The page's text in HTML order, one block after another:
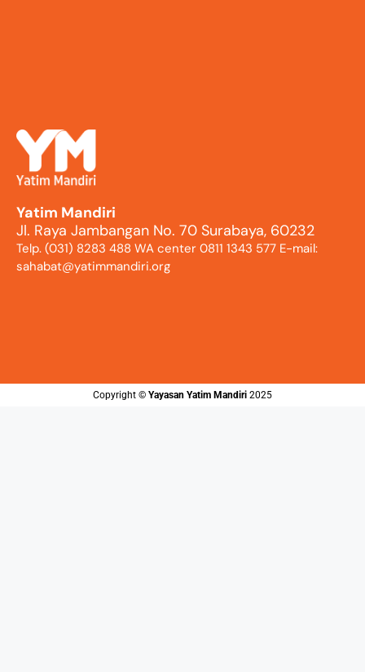
Yatim Mandiri
Jl. Raya Jambangan No. 70 Surabaya, 60232
Telp. (031) 8283 488 WA center 0811 1343 577 E-mail:
sahabat@yatimmandiri.org
Copyright ©️ Yayasan Yatim Mandiri 2025